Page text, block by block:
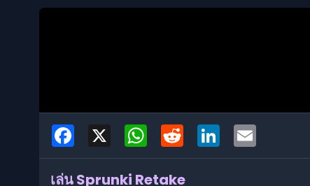
Facebook WhatsAppReddit LinkedIn
เล่น Sprunki Retake